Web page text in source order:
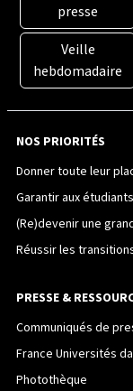
presse
Veille
hebdomadaire
NOS PRIORITÉS
Donner toute leur
Garantir aux
(Re)devenir une
Réussir les
PRESSE &
Communiqués de
France Universités
Photothèque